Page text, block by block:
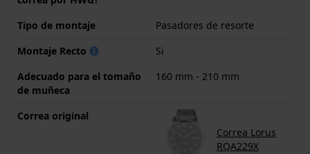
Tipo de montaje
Pasadores de resorte
Montaje Recto
Si
Adecuado para el tomaño
de muñeca
160 mm - 210 mm
Correa original
Correa Lorus
RQA229X